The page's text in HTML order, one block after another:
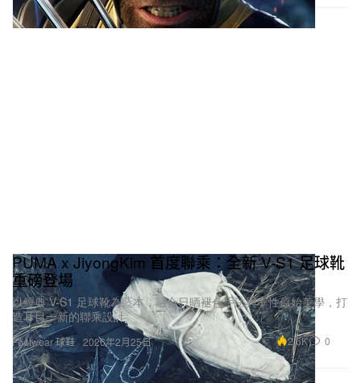
Footwear 球鞋
PUMA x JiyongKim 首度聯乘：全新 V-S1 足球靴
重磅登場
以經典 V-S1 足球靴為藍本，融合日晒褪色手法與率性原始美學，打
造耳目一新的聯乘設計。
2026年2月25日 2.6K 0